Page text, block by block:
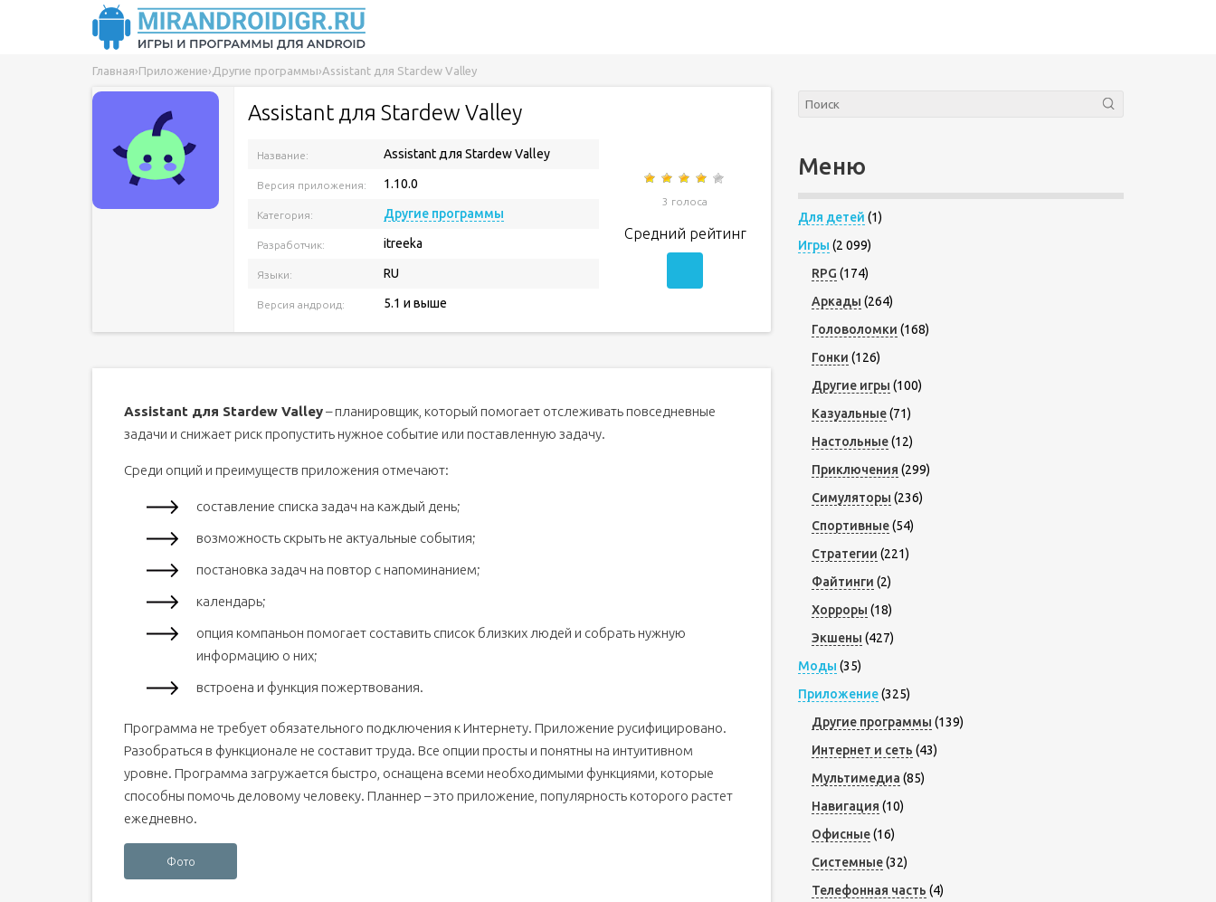
Главная›Приложение› Другие программы›Assistant для Stardew Valley
Assistant для Stardew Valley
Название: Assistant для Stardew Valley
Версия приложения: 1.10.0
Категория: Другие программы
Разработчик: itreeka
Языки: RU
Версия андроид: 5.1 и выше
3 голоса
Средний рейтинг
Assistant для Stardew Valley– планировщик, который помогает отслеживать повседневные
задачи и снижает риск пропустить нужное событие или поставленную задачу.
Среди опций и преимуществ приложения отмечают:
составление списка задач на каждый день;
возможность скрыть не актуальные события;
постановка задач на повтор с напоминанием;
календарь;
опция компаньон помогает составить список близких людей и собрать нужную
информацию о них;
встроена и функция пожертвования.
Программа не требует обязательного подключения к Интернету. Приложение русифицировано.
Разобраться в функционале не составит труда. Все опции просты и понятны на интуитивном
уровне. Программа загружается быстро, оснащена всеми необходимыми функциями, которые
способны помочь деловому человеку. Планнер – это приложение, популярность которого растет
ежедневно.
Фото
Меню
Для детей (1)
Игры (2 099)
RPG (174)
Аркады (264)
Головоломки (168)
Гонки (126)
Другие игры (100)
Казуальные(71)
Настольные(12)
Приключения (299)
Симуляторы (236)
Спортивные(54)
Стратегии (221)
Файтинги (2)
Хорроры (18)
Экшены (427)
Моды (35)
Приложение(325)
Другие программы (139)
Интернет и сеть (43)
Мультимедиа (85)
Навигация (10)
Офисные(16)
Системные(32)
Телефонная часть (4)